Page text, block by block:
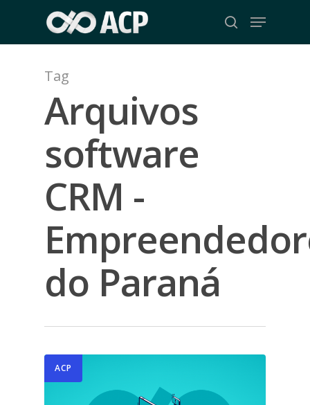
main
search
Menu
Tag
Arquivos
software
CRM -
do Paraná
ACP
Close